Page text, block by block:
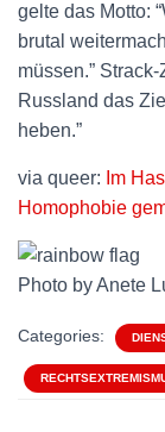
gelte das Motto:
brutal
müssen.”
Russland das
heben.”
via queer: Im
Homophobie
Photo by Anete
Categories: